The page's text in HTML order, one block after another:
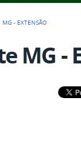
MG - EXTENSÃO
MG -